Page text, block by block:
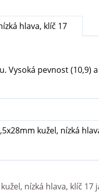
hlava, klíč 17
Vysoká pevnost (10,9)
kužel, nízká
nízká hlava, klíč 17